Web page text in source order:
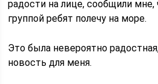
радости на лице, сообщили
группой ребят полечу на море.
Это была невероятно
новость для меня.